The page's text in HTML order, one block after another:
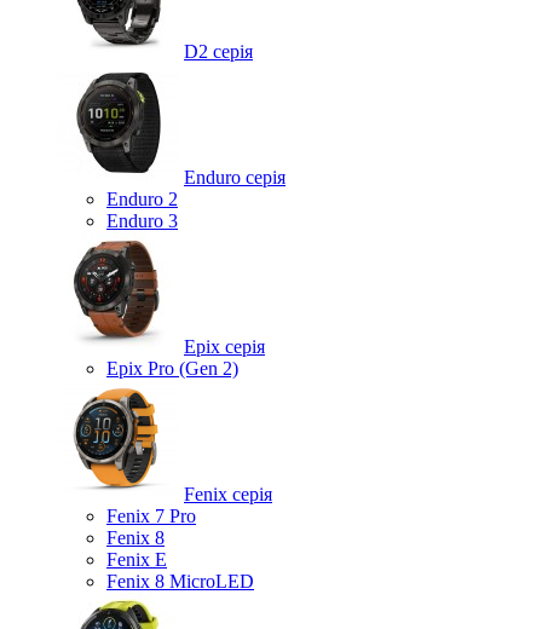
D2 серія
Enduro серія
Enduro 2
Enduro 3
Epix серія
Epix Pro (Gen 2)
Fenix серія
Fenix 7 Pro
Fenix 8
Fenix ​​E
Fenix 8 MicroLED